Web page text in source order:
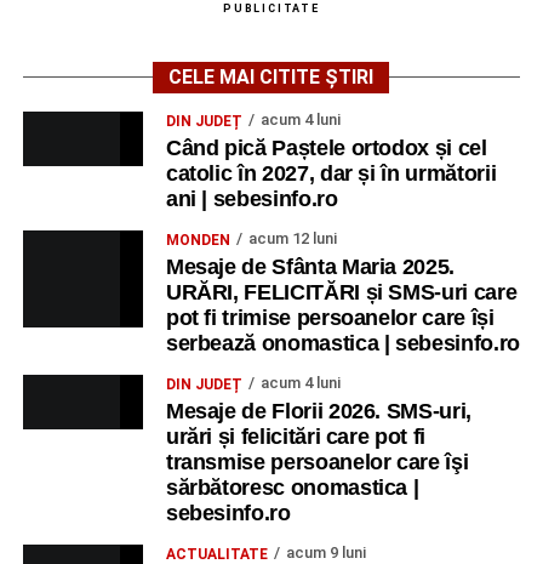
PUBLICITATE
CELE MAI CITITE ȘTIRI
DIN JUDEȚ acum 4 luni
Când pică Paștele ortodox și cel
catolic în 2027, dar și în următorii
ani | sebesinfo.ro
MONDEN acum 12 luni
Mesaje de Sfânta Maria 2025.
URĂRI, FELICITĂRI și SMS-uri care
pot fi trimise persoanelor care își
serbează onomastica | sebesinfo.ro
DIN JUDEȚ acum 4 luni
Mesaje de Florii 2026. SMS-uri,
urări și felicitări care pot fi
transmise persoanelor care îşi
sărbătoresc onomastica |
sebesinfo.ro
ACTUALITATE acum 9 luni